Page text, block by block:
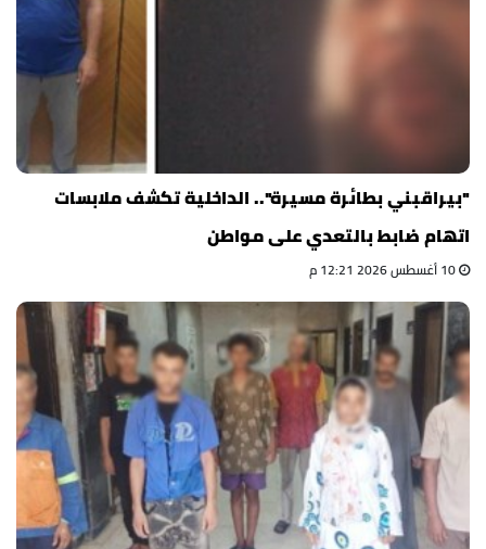
"بيراقبني بطائرة مسيرة".. الداخلية تكشف ملابسات
اتهام ضابط بالتعدي على مواطن